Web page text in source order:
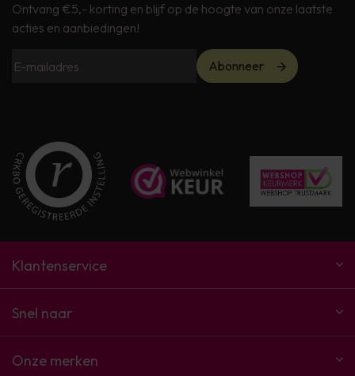
Ontvang €5,- korting en blijf op de hoogte van onze laatste
acties en aanbiedingen!
Abonneer
Klantenservice
Snel naar
Onze merken